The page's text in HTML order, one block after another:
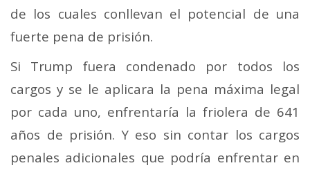
de los cuales conllevan el potencial de una
fuerte pena de prisión.
Si Trump fuera condenado por todos los
cargos y se le aplicara la pena máxima legal
por cada uno, enfrentaría la friolera de 641
años de prisión. Y eso sin contar los cargos
penales adicionales que podría enfrentar en